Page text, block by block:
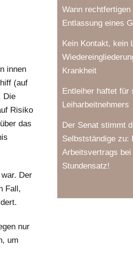
innen
(auf
Die
Risiko
das
Der
Fall,
nur
um
Wann
Entlassung eines
Kein Kontakt, kein
Krankheit
Entleiher haftet für
Leiharbeitnehmers
Der Senat stimmt
Selbstständige zu:
Arbeitsvertrags
Stundensatz!